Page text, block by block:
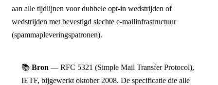
aan alle tijdlijnen voor dubbele opt-in wedstrijden of
wedstrijden met bevestigd slechte e-mailinfrastructuur
(spammapleveringspatronen).
📚 Bron — RFC 5321 (Simple Mail Transfer Protocol),
IETF, bijgewerkt oktober 2008. De specificatie die alle